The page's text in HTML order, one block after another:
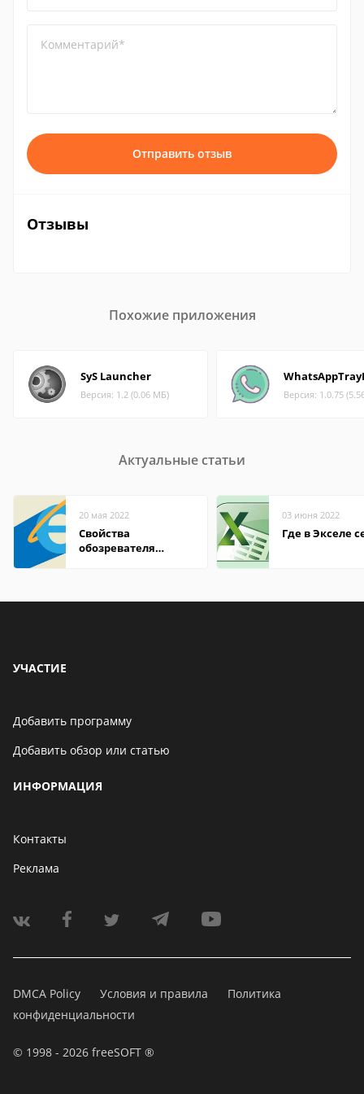
Комментарий*
Отправить отзыв
Отзывы
Похожие приложения
SyS Launcher
Версия: 1.2 (0.06 МБ) Версия: 1.0.75
Актуальные статьи
20 мая 2022
Свойства
обозревателя
03 июня 2022
Где в Экселе
УЧАСТИЕ
Добавить программу
Добавить обзор или статью
ИНФОРМАЦИЯ
Контакты
Реклама
DMCA Policy Условия и правила
Политика
конфиденциальности
© 1998 - 2026 freeSOFT ®